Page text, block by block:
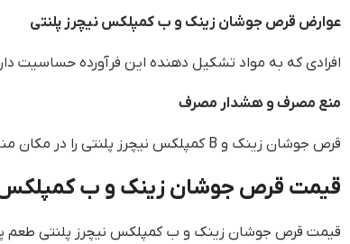
عوارض قرص جوشان زینک و ب کمپلکس نیچرز پلنتی
افرادی که به مواد تشکیل دهنده این فرآورده حساسیت
منع مصرف و هشدار مصرف
قرص جوشان زینک و B کمپلکس نیچرز پلنتی را در مکان مناسب و به دور از دسترس کودکان نگهداری کنید. مصرف این مکمل در دوره بارداری و شیردهی تنها با تایید پزشک امکانپذیر است.
قیمت قرص جوشان زینک و ب کمپلکس
قیمت قرص جوشان زینک و ب کمپلکس نیچرز پلنتی طعم